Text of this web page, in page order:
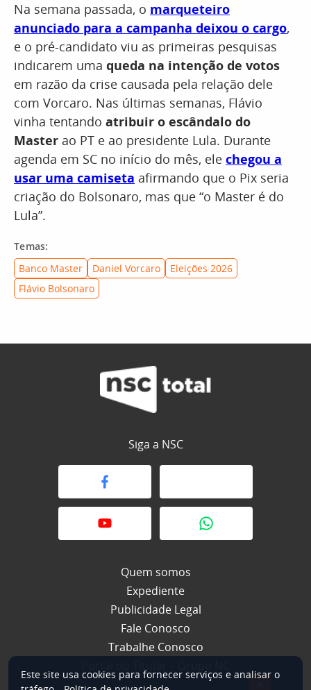
Na semana passada, o marqueteiro
anunciado para a campanha deixou o cargo,
e o pré-candidato viu as primeiras pesquisas
indicarem uma queda na intenção de votos
em razão da crise causada pela relação dele
com Vorcaro. Nas últimas semanas, Flávio
vinha tentando atribuir o escândalo do
Master ao PT e ao presidente Lula. Durante
agenda em SC no início do mês, ele chegou a
usar uma camiseta afirmando que o Pix seria
criação do Bolsonaro, mas que “o Master é do
Lula”.
Temas:
Banco Master
Daniel Vorcaro
Eleições 2026
Flávio Bolsonaro
Siga a NSC
Quem somos
Expediente
Publicidade Legal
Fale Conosco
Trabalhe Conosco
Este site usa cookies para fornecer serviços e analisar o